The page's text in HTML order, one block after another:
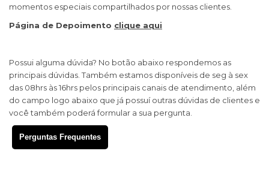
momentos especiais compartilhados por nossas clientes.
Página de Depoimento clique aqui
Possui alguma dúvida? No botão abaixo respondemos as
principais dúvidas. Também estamos disponíveis de seg à sex
das 08hrs às 16hrs pelos principais canais de atendimento, além
do campo logo abaixo que já possuí outras dúvidas de clientes e
você também poderá formular a sua pergunta.
Perguntas Frequentes